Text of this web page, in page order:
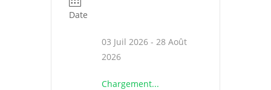
Date
03 Juil 2026 - 28 Août
2026
Chargement...